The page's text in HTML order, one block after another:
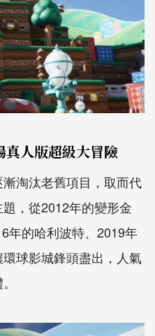
真人版超級大冒險
淘汰老舊項目，取而代
，從2012年的變形金
年的哈利波特、2019年
球影城鋒頭盡出，人氣